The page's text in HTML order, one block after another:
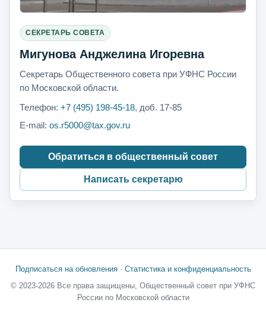
СЕКРЕТАРЬ СОВЕТА
Мигунова Анджелина Игоревна
Секретарь Общественного совета при УФНС России
по Московской области.
Телефон: +7 (495) 198-45-18, доб. 17-85
E-mail: os.r5000@tax.gov.ru
Обратиться в общественный совет
Написать секретарю
Подписаться на обновления· Статистика и конфиденциальность
© 2023-2026 Все права защищены, Общественный совет при УФНС
России по Московской области